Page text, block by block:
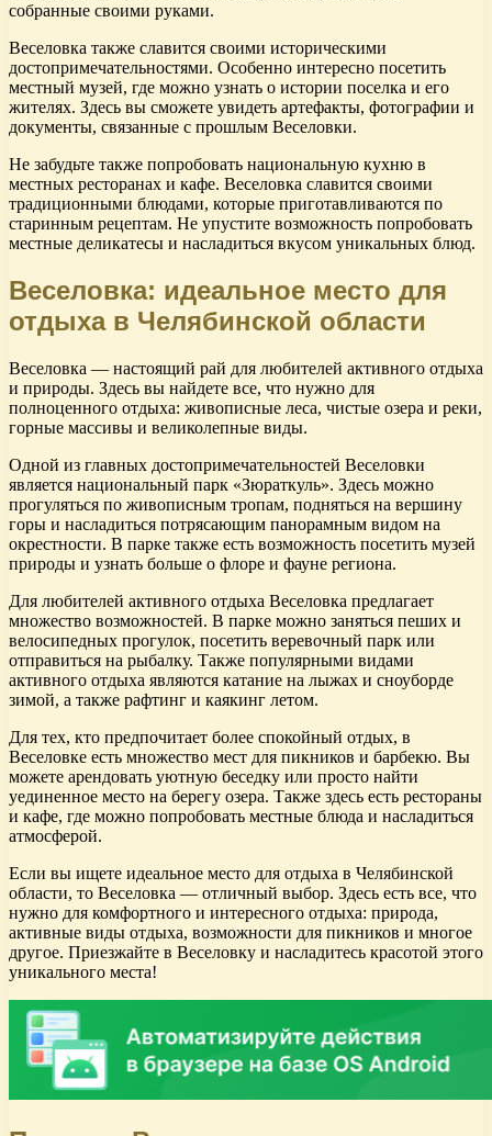
собранные своими руками.
Веселовка также славится своими историческими
достопримечательностями. Особенно интересно посетить
местный музей, где можно узнать о истории поселка и его
жителях. Здесь вы сможете увидеть артефакты, фотографии и
документы, связанные с прошлым Веселовки.
Не забудьте также попробовать национальную кухню в
местных ресторанах и кафе. Веселовка славится своими
традиционными блюдами, которые приготавливаются по
старинным рецептам. Не упустите возможность попробовать
местные деликатесы и насладиться вкусом уникальных блюд.
Веселовка: идеальное место для
отдыха в Челябинской области
Веселовка — настоящий рай для любителей активного отдыха
и природы. Здесь вы найдете все, что нужно для
полноценного отдыха: живописные леса, чистые озера и реки,
горные массивы и великолепные виды.
Одной из главных достопримечательностей Веселовки
является национальный парк «Зюраткуль». Здесь можно
прогуляться по живописным тропам, подняться на вершину
горы и насладиться потрясающим панорамным видом на
окрестности. В парке также есть возможность посетить музей
природы и узнать больше о флоре и фауне региона.
Для любителей активного отдыха Веселовка предлагает
множество возможностей. В парке можно заняться пеших и
велосипедных прогулок, посетить веревочный парк или
отправиться на рыбалку. Также популярными видами
активного отдыха являются катание на лыжах и сноуборде
зимой, а также рафтинг и каякинг летом.
Для тех, кто предпочитает более спокойный отдых, в
Веселовке есть множество мест для пикников и барбекю. Вы
можете арендовать уютную беседку или просто найти
уединенное место на берегу озера. Также здесь есть рестораны
и кафе, где можно попробовать местные блюда и насладиться
атмосферой.
Если вы ищете идеальное место для отдыха в Челябинской
области, то Веселовка — отличный выбор. Здесь есть все, что
нужно для комфортного и интересного отдыха: природа,
активные виды отдыха, возможности для пикников и многое
другое. Приезжайте в Веселовку и насладитесь красотой этого
уникального места!